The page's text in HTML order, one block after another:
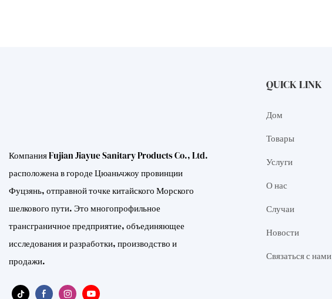
Компания Fujian Jiayue Sanitary Products Co., Ltd.
расположена в городе Цюаньчжоу провинции
Фуцзянь, отправной точке китайского Морского
шелкового пути. Это многопрофильное
трансграничное предприятие, объединяющее
исследования и разработки, производство и
продажи.
QUICK LINK
Дом
Товары
Услуги
О нас
Случаи
Новости
Связаться с нами